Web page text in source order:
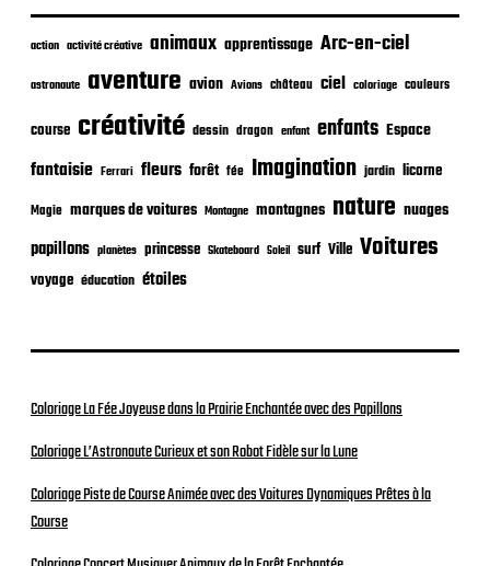
l
i
a
i
n
action activité créative animaux apprentissage Arc-en-ciel
astronaute aventure avion Avions château ciel coloriage couleurs
course créativité dessin dragon enfant enfants Espace
fantaisie Ferrari fleurs forêt fée Imagination jardin licorne
Magie marques de voitures Montagne montagnes nature nuages
papillons planètes princesse Skateboard Soleil surf Ville Voitures
voyage éducation étoiles
Coloriage La Fée Joyeuse dans la Prairie Enchantée avec des Papillons
Coloriage L’Astronaute Curieux et son Robot Fidèle sur la Lune
Coloriage Piste de Course Animée avec des Voitures Dynamiques Prêtes à la
Course